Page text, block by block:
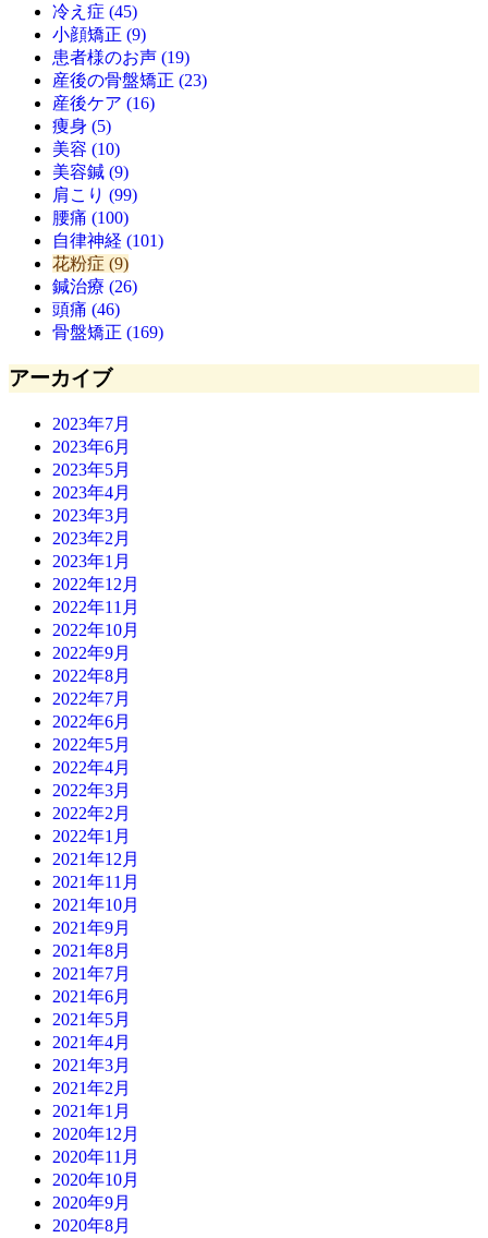
冷え症 (45)
小顔矯正 (9)
患者様のお声 (19)
産後の骨盤矯正 (23)
産後ケア (16)
痩身 (5)
美容 (10)
美容鍼 (9)
肩こり (99)
腰痛 (100)
自律神経 (101)
花粉症 (9)
鍼治療 (26)
頭痛 (46)
骨盤矯正 (169)
アーカイブ
2023年7月
2023年6月
2023年5月
2023年4月
2023年3月
2023年2月
2023年1月
2022年12月
2022年11月
2022年10月
2022年9月
2022年8月
2022年7月
2022年6月
2022年5月
2022年4月
2022年3月
2022年2月
2022年1月
2021年12月
2021年11月
2021年10月
2021年9月
2021年8月
2021年7月
2021年6月
2021年5月
2021年4月
2021年3月
2021年2月
2021年1月
2020年12月
2020年11月
2020年10月
2020年9月
2020年8月